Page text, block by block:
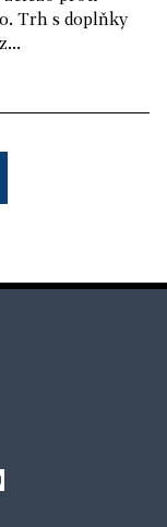
Trh s doplňky